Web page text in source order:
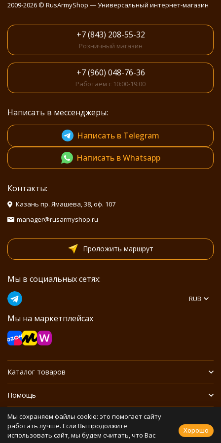
2009-2026 © RusArmyShop — Универсальный интернет-магазин
+7 (843) 208-55-32
Розничный магазин
+7 (960) 048-76-36
Работаем с 10:00-19:00
Написать в мессенджеры:
Написать в Telegram
Написать в Whatsapp
Контакты:
Казань пр. Ямашева, 38, оф. 107
manager@rusarmyshop.ru
Проложить маршрут
Мы в социальных сетях:
Мы на маркетплейсах
RUB
Каталог товаров
Помощь
Информация
Мы сохраняем файлы cookie: это помогает сайту
работать лучше. Если Вы продолжите
использовать сайт, мы будем считать, что Вас
Хорошо